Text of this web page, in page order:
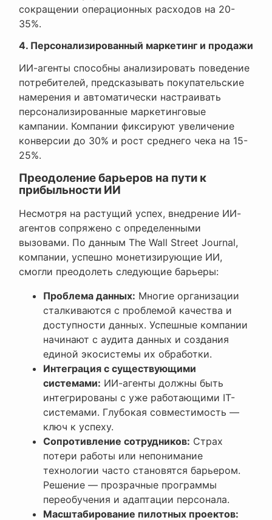
сокращении операционных расходов на 20-
35%.
4. Персонализированный маркетинг и продажи
ИИ-агенты способны анализировать поведение
потребителей, предсказывать покупательские
намерения и автоматически настраивать
персонализированные маркетинговые
кампании. Компании фиксируют увеличение
конверсии до 30% и рост среднего чека на 15-
25%.
Преодоление барьеров на пути к
прибыльности ИИ
Несмотря на растущий успех, внедрение ИИ-
агентов сопряжено с определенными
вызовами. По данным The Wall Street Journal,
компании, успешно монетизирующие ИИ,
смогли преодолеть следующие барьеры:
Проблема данных: Многие организации
сталкиваются с проблемой качества и
доступности данных. Успешные компании
начинают с аудита данных и создания
единой экосистемы их обработки.
Интеграция с существующими
системами: ИИ-агенты должны быть
интегрированы с уже работающими IT-
системами. Глубокая совместимость —
ключ к успеху.
Сопротивление сотрудников: Страх
потери работы или непонимание
технологии часто становятся барьером.
Решение — прозрачные программы
переобучения и адаптации персонала.
Масштабирование пилотных проектов: